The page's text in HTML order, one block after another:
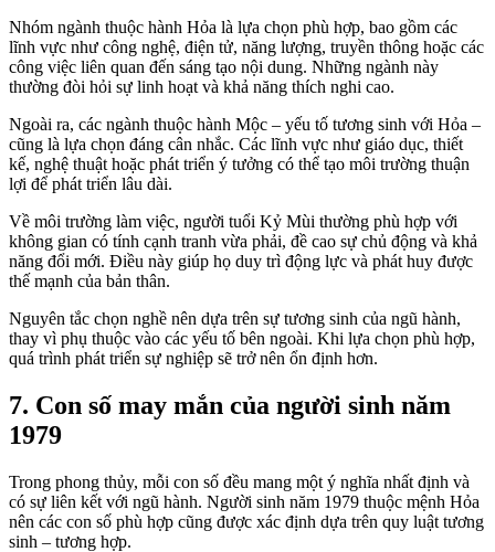
Nhóm ngành thuộc hành Hỏa là lựa chọn phù hợp, bao gồm các
lĩnh vực như công nghệ, điện tử, năng lượng, truyền thông hoặc các
công việc liên quan đến sáng tạo nội dung. Những ngành này
thường đòi hỏi sự linh hoạt và khả năng thích nghi cao.
Ngoài ra, các ngành thuộc hành Mộc – yếu tố tương sinh với Hỏa –
cũng là lựa chọn đáng cân nhắc. Các lĩnh vực như giáo dục, thiết
kế, nghệ thuật hoặc phát triển ý tưởng có thể tạo môi trường thuận
lợi để phát triển lâu dài.
Về môi trường làm việc, người tuổi Kỷ Mùi thường phù hợp với
không gian có tính cạnh tranh vừa phải, đề cao sự chủ động và khả
năng đổi mới. Điều này giúp họ duy trì động lực và phát huy được
thế mạnh của bản thân.
Nguyên tắc chọn nghề nên dựa trên sự tương sinh của ngũ hành,
thay vì phụ thuộc vào các yếu tố bên ngoài. Khi lựa chọn phù hợp,
quá trình phát triển sự nghiệp sẽ trở nên ổn định hơn.
7. Con số may mắn của người sinh năm
1979
Trong phong thủy, mỗi con số đều mang một ý nghĩa nhất định và
có sự liên kết với ngũ hành. Người sinh năm 1979 thuộc mệnh Hỏa
nên các con số phù hợp cũng được xác định dựa trên quy luật tương
sinh – tương hợp.